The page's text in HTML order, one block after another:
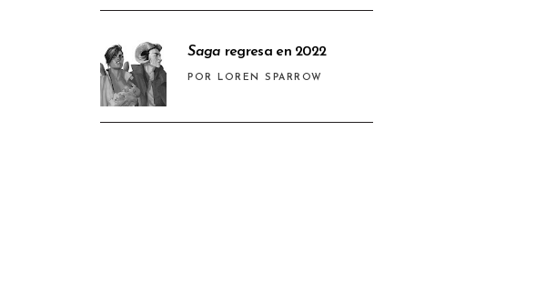
Saga regresa en 2022
POR LOREN SPARROW